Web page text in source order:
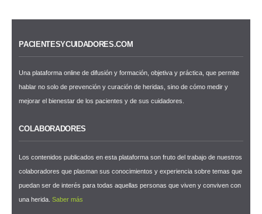
PACIENTESYCUIDADORES.COM
Una plataforma online de difusión y formación, objetiva y práctica, que permite
hablar no solo de prevención y curación de heridas, sino de cómo medir y
mejorar el bienestar de los pacientes y de sus cuidadores.
COLABORADORES
Los contenidos publicados en esta plataforma son fruto del trabajo de nuestros
colaboradores que plasman sus conocimientos y experiencia sobre temas que
puedan ser de interés para todas aquellas personas que viven y conviven con
una herida.Saber más